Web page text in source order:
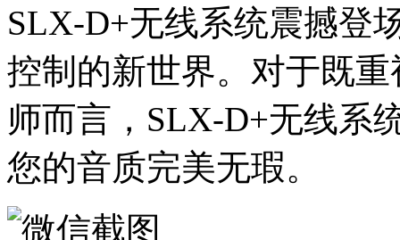
SLX-D+无线系统震撼登
控制的新世界。对于既
师而言，SLX-D+无线系
您的音质完美无瑕。